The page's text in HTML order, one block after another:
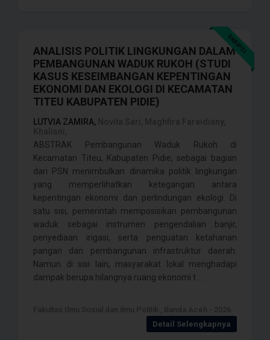
SKRIPSI
ANALISIS POLITIK LINGKUNGAN DALAM
PEMBANGUNAN WADUK RUKOH (STUDI
KASUS KESEIMBANGAN KEPENTINGAN
EKONOMI DAN EKOLOGI DI KECAMATAN
TITEU KABUPATEN PIDIE)
LUTVIA ZAMIRA,
ABSTRAK Pembangunan Waduk Rukoh di
Kecamatan Titeu, Kabupaten Pidie, sebagai bagian
dari PSN menimbulkan dinamika politik lingkungan
yang memperlihatkan ketegangan antara
kepentingan ekonomi dan perlindungan ekologi. Di
satu sisi, pemerintah memposisikan pembangunan
waduk sebagai instrumen pengendalian banjir,
penyediaan irigasi, serta penguatan ketahanan
pangan dan pembangunan infrastruktur daerah.
Namun di sisi lain, masyarakat lokal menghadapi
dampak berupa hilangnya ruang ekonomi t . . . .
Detail Selengkapnya